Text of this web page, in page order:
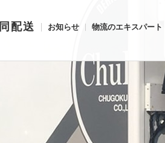
配送 お知らせ 物流のエキスパート